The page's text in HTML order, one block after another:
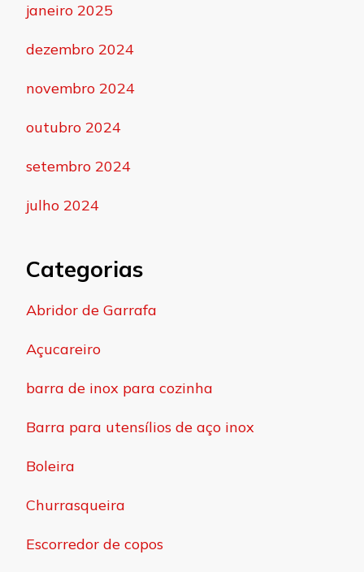
janeiro 2025
dezembro 2024
novembro 2024
outubro 2024
setembro 2024
julho 2024
Categorias
Abridor de Garrafa
Açucareiro
barra de inox para cozinha
Barra para utensílios de aço inox
Boleira
Churrasqueira
Escorredor de copos